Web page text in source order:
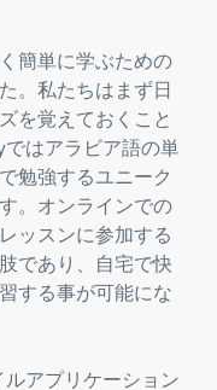
簡単に学ぶための
。私たちはまず日
を覚えておくこと
ではアラビア語の単
勉強するユニーク
。オンラインでの
ッスンに参加する
であり、自宅で快
する事が可能にな
ルアプリケーション